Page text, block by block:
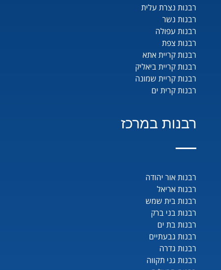
רבנות נצרת עלית
רבנות נשר
רבנות עפולה
רבנות צפת
רבנות קריית אתא
רבנות קריית ביאליק
רבנות קריית שמונה
רבנות קרית ים
רבנות במרכז
רבנות אור יהודה
רבנות אריאל
רבנות בית שמש
רבנות בני ברק
רבנות בת ים
רבנות גבעתיים
רבנות גדרה
רבנות גני תקווה